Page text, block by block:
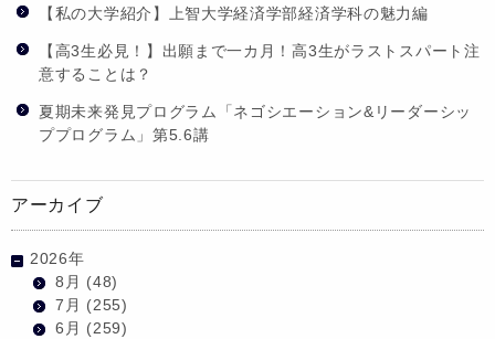
【私の大学紹介】上智大学経済学部経済学科の魅力編
【高3生必見！】出願まで一カ月！高3生がラストスパート注
意することは？
夏期未来発見プログラム「ネゴシエーション&リーダーシッ
ププログラム」第5.6講
アーカイブ
2026年
8月 (48)
7月 (255)
6月 (259)